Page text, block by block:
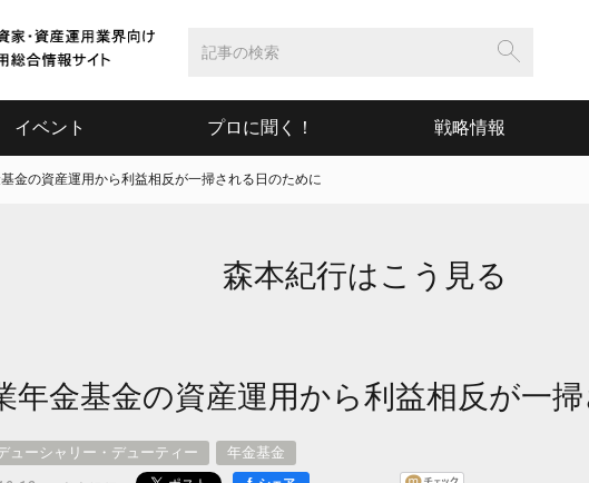
イベント プロに聞く！ 戦略情報
金の資産運用から利益相反が一掃される日のために
森本紀行はこう見る
年金基金の資産運用から利益相反が一
ューシャリー・デューティー 年金基金